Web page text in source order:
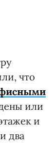
что
или
и
два